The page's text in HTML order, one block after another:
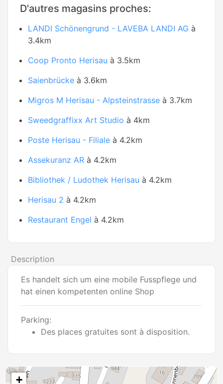
D'autres magasins proches:
LANDI Schönengrund - LAVEBA LANDI AG à
3.4km
Coop Pronto Herisau à 3.5km
Saienbrücke à 3.6km
Migros M Herisau - Alpsteinstrasse à 3.7km
Sweedgraffixx Art Studio à 4km
Poste Herisau - Filiale à 4.2km
Assekuranz AR à 4.2km
Bibliothek / Ludothek Herisau à 4.2km
Herisau 2 à 4.2km
Restaurant Engel à 4.2km
Description
Es handelt sich um eine mobile Fusspflege und
hat einen kompetenten online Shop
Parking:
Des places gratuites sont à disposition.
+